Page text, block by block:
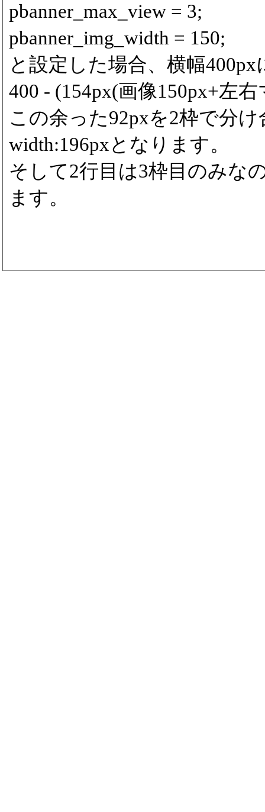
pbanner_max_view = 3;
pbanner_img_width = 150;
と設定した場合、横幅
400 - (154px(画像150px+左
この余った92pxを2枠で分
width:196pxとなります。
そして2行目は3枠目のみな
ます。